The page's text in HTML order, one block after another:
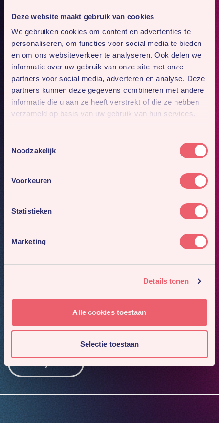
Deze website maakt gebruik van cookies
We gebruiken cookies om content en advertenties te
personaliseren, om functies voor social media te bieden
en om ons websiteverkeer te analyseren. Ook delen we
informatie over uw gebruik van onze site met onze
partners voor social media, adverteren en analyse. Deze
partners kunnen deze gegevens combineren met andere
informatie die u aan ze heeft verstrekt of die ze hebben
verzameld op basis van uw gebruik van hun services.
Noodzakelijk
Voorkeuren
Statistieken
Marketing
Details tonen
Alle cookies toestaan
Selectie toestaan
Meld je aan voor onze nieuwsbrief. Dan sturen we je
4x per jaar ons nieuwste werk en gaafste cases.